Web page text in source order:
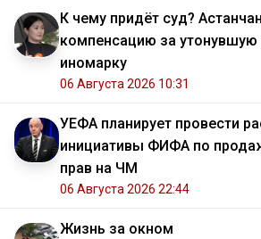
К чему придёт суд?
компенсацию за утонувшую
иномарку
06 Августа 2026 10:31
УЕФА планирует провести
инициативы ФИФА по
прав на ЧМ
06 Августа 2026 22:44
Жизнь за окном